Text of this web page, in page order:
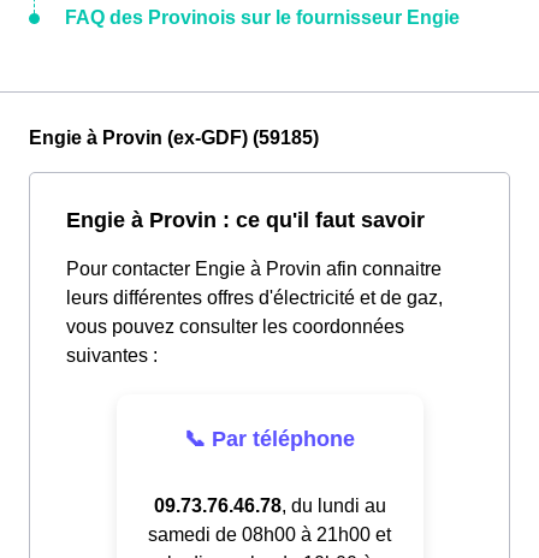
FAQ des Provinois sur le fournisseur Engie
Engie à Provin (ex-GDF) (59185)
Engie à Provin : ce qu'il faut savoir
Pour contacter Engie à Provin afin connaitre
leurs différentes offres d'électricité et de gaz,
vous pouvez consulter les coordonnées
suivantes :
📞 Par téléphone
09.73.76.46.78, du lundi au
samedi de 08h00 à 21h00 et